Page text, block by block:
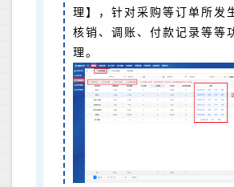
理】，针对采购等订单所发
核销、调账、付款记录等等
理。